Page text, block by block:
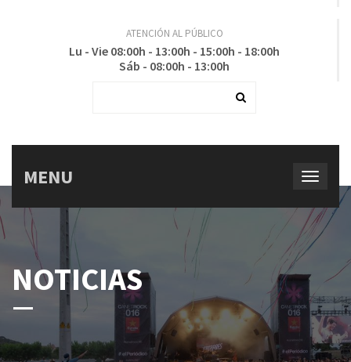
ATENCIÓN AL PÚBLICO
Lu - Vie 08:00h - 13:00h - 15:00h - 18:00h
Sáb - 08:00h - 13:00h
MENU
NOTICIAS